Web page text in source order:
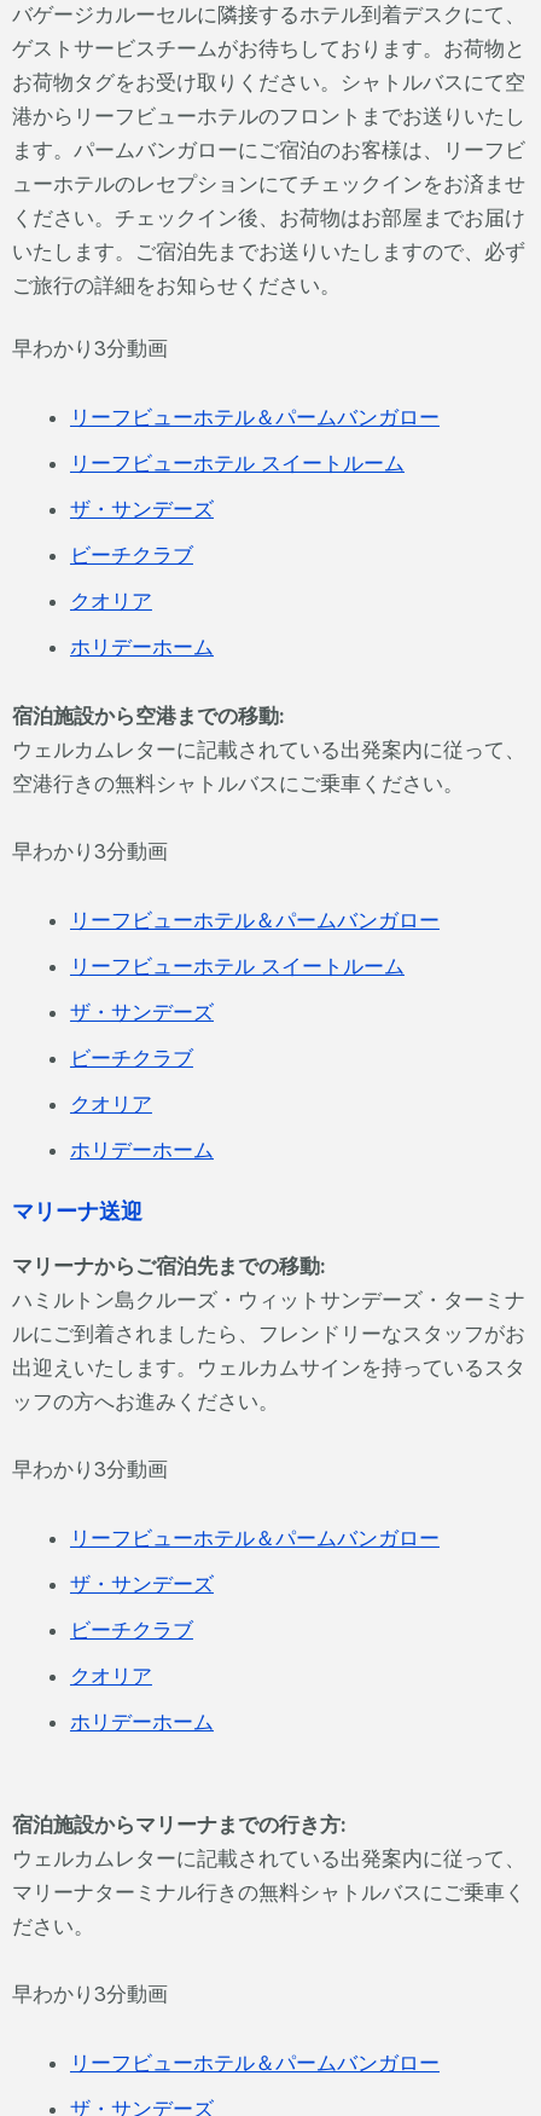
バゲージカルーセルに隣接するホテル到着デスクにて、
ゲストサービスチームがお待ちしております。お荷物と
お荷物タグをお受け取りください。シャトルバスにて空
港からリーフビューホテルのフロントまでお送りいたし
ます。パームバンガローにご宿泊のお客様は、リーフビ
ューホテルのレセプションにてチェックインをお済ませ
ください。チェックイン後、お荷物はお部屋までお届け
いたします。ご宿泊先までお送りいたしますので、必ず
ご旅行の詳細をお知らせください。
早わかり3分動画
リーフビューホテル＆パームバンガロー
リーフビューホテル スイートルーム
ザ・サンデーズ
ビーチクラブ
クオリア
ホリデーホーム
宿泊施設から空港までの移動:
ウェルカムレターに記載されている出発案内に従って、
空港行きの無料シャトルバスにご乗車ください。
早わかり3分動画
リーフビューホテル＆パームバンガロー
リーフビューホテル スイートルーム
ザ・サンデーズ
ビーチクラブ
クオリア
ホリデーホーム
マリーナ送迎
マリーナからご宿泊先までの移動:
ハミルトン島クルーズ・ウィットサンデーズ・ターミナ
ルにご到着されましたら、フレンドリーなスタッフがお
出迎えいたします。ウェルカムサインを持っているスタ
ッフの方へお進みください。
早わかり3分動画
リーフビューホテル＆パームバンガロー
ザ・サンデーズ
ビーチクラブ
クオリア
ホリデーホーム
宿泊施設からマリーナまでの行き方:
ウェルカムレターに記載されている出発案内に従って、
マリーナターミナル行きの無料シャトルバスにご乗車く
ださい。
早わかり3分動画
リーフビューホテル＆パームバンガロー
ザ・サンデーズ